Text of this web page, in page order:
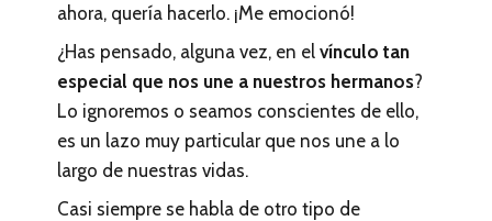
ahora, quería hacerlo. ¡Me emocionó!
¿Has pensado, alguna vez, en elvínculo tan
especial que nos une a nuestros hermanos?
Lo ignoremos o seamos conscientes de ello,
es un lazo muy particular que nos une a lo
largo de nuestras vidas.
Casi siempre se habla de otro tipo de